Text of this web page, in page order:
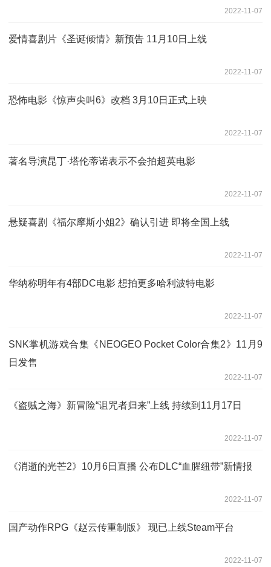
2022-11-07
爱情喜剧片《圣诞倾情》新预告 11月10日上线
2022-11-07
恐怖电影《惊声尖叫6》改档 3月10日正式上映
2022-11-07
著名导演昆丁·塔伦蒂诺表示不会拍超英电影
2022-11-07
悬疑喜剧《福尔摩斯小姐2》确认引进 即将全国上线
2022-11-07
华纳称明年有4部DC电影 想拍更多哈利波特电影
2022-11-07
SNK掌机游戏合集《NEOGEO Pocket Color合集2》11月9
日发售
2022-11-07
《盗贼之海》新冒险“诅咒者归来”上线 持续到11月17日
2022-11-07
《消逝的光芒2》10月6日直播 公布DLC“血腥纽带”新情报
2022-11-07
国产动作RPG《赵云传重制版》 现已上线Steam平台
2022-11-07